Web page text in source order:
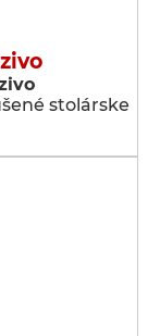
stolárske